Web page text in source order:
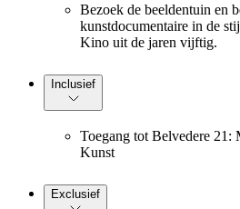
Bezoek de beeldentuin en
kunstdocumentaire in de
Kino uit de jaren vijftig.
Inclusief
Toegang tot Belvedere 21:
Kunst
Exclusief